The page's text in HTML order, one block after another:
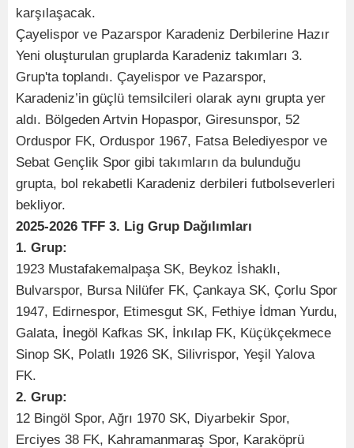
karşılaşacak.
Çayelispor ve Pazarspor Karadeniz Derbilerine Hazır
Yeni oluşturulan gruplarda Karadeniz takımları 3.
Grup'ta toplandı. Çayelispor ve Pazarspor,
Karadeniz’in güçlü temsilcileri olarak aynı grupta yer
aldı. Bölgeden Artvin Hopaspor, Giresunspor, 52
Orduspor FK, Orduspor 1967, Fatsa Belediyespor ve
Sebat Gençlik Spor gibi takımların da bulunduğu
grupta, bol rekabetli Karadeniz derbileri futbolseverleri
bekliyor.
2025-2026 TFF 3. Lig Grup Dağılımları
1. Grup:
1923 Mustafakemalpaşa SK, Beykoz İshaklı,
Bulvarspor, Bursa Nilüfer FK, Çankaya SK, Çorlu Spor
1947, Edirnespor, Etimesgut SK, Fethiye İdman Yurdu,
Galata, İnegöl Kafkas SK, İnkılap FK, Küçükçekmece
Sinop SK, Polatlı 1926 SK, Silivrispor, Yeşil Yalova
FK.
2. Grup:
12 Bingöl Spor, Ağrı 1970 SK, Diyarbekir Spor,
Erciyes 38 FK, Kahramanmaraş Spor, Karaköprü